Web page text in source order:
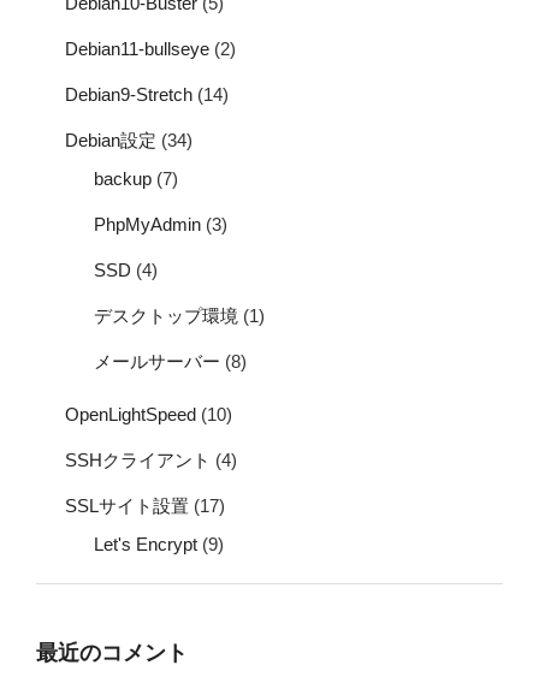
Debian11-bullseye (2)
Debian9-Stretch (14)
Debian設定 (34)
backup (7)
PhpMyAdmin (3)
SSD (4)
デスクトップ環境 (1)
メールサーバー (8)
OpenLightSpeed (10)
SSHクライアント (4)
SSLサイト設置 (17)
Let's Encrypt (9)
最近のコメント